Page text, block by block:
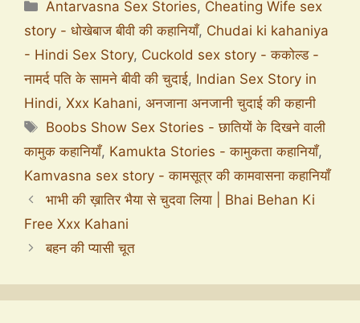
Antarvasna Sex Stories, Cheating Wife sex
story - धोखेबाज बीवी की कहानियाँ, Chudai ki kahaniya
- Hindi Sex Story, Cuckold sex story - ककोल्ड -
नामर्द पति के सामने बीवी की चुदाई, Indian Sex Story in
Hindi, Xxx Kahani, अनजाना अनजानी चुदाई की कहानी
Boobs Show Sex Stories - छातियों के दिखने वाली
कामुक कहानियाँ, Kamukta Stories - कामुकता कहानियाँ,
Kamvasna sex story - कामसूत्र की कामवासना कहानियाँ
भाभी की ख़ातिर भैया से चुदवा लिया | Bhai Behan Ki
Free Xxx Kahani
बहन की प्यासी चूत